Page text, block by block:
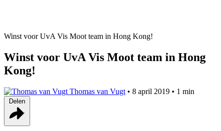
Winst voor UvA Vis Moot team in Hong Kong!
Winst voor UvA Vis Moot team in Hong
Kong!
Thomas van Vugt • 8 april 2019 • 1 min